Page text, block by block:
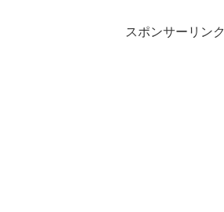
スポンサーリンク